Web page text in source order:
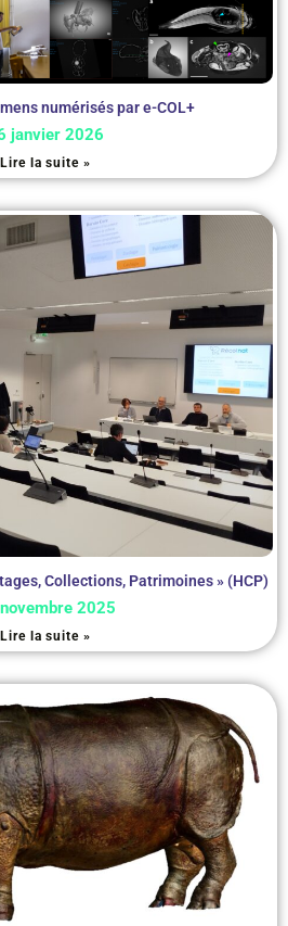
numérisés par e-COL+
janvier 2026
Lire la suite »
Collections, Patrimoines » (HCP)
2025
Lire la suite »